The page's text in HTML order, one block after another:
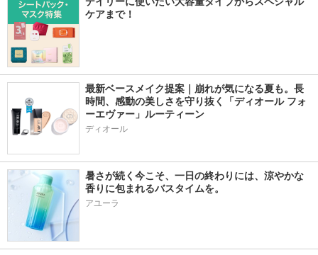
ケアまで！
最新ベースメイク提案｜崩れが気になる夏も。長
時間、感動の美しさを守り抜く「ディオール フォ
ーエヴァー」ルーティーン
ディオール
暑さが続く今こそ、一日の終わりには、涼やかな
香りに包まれるバスタイムを。
アユーラ